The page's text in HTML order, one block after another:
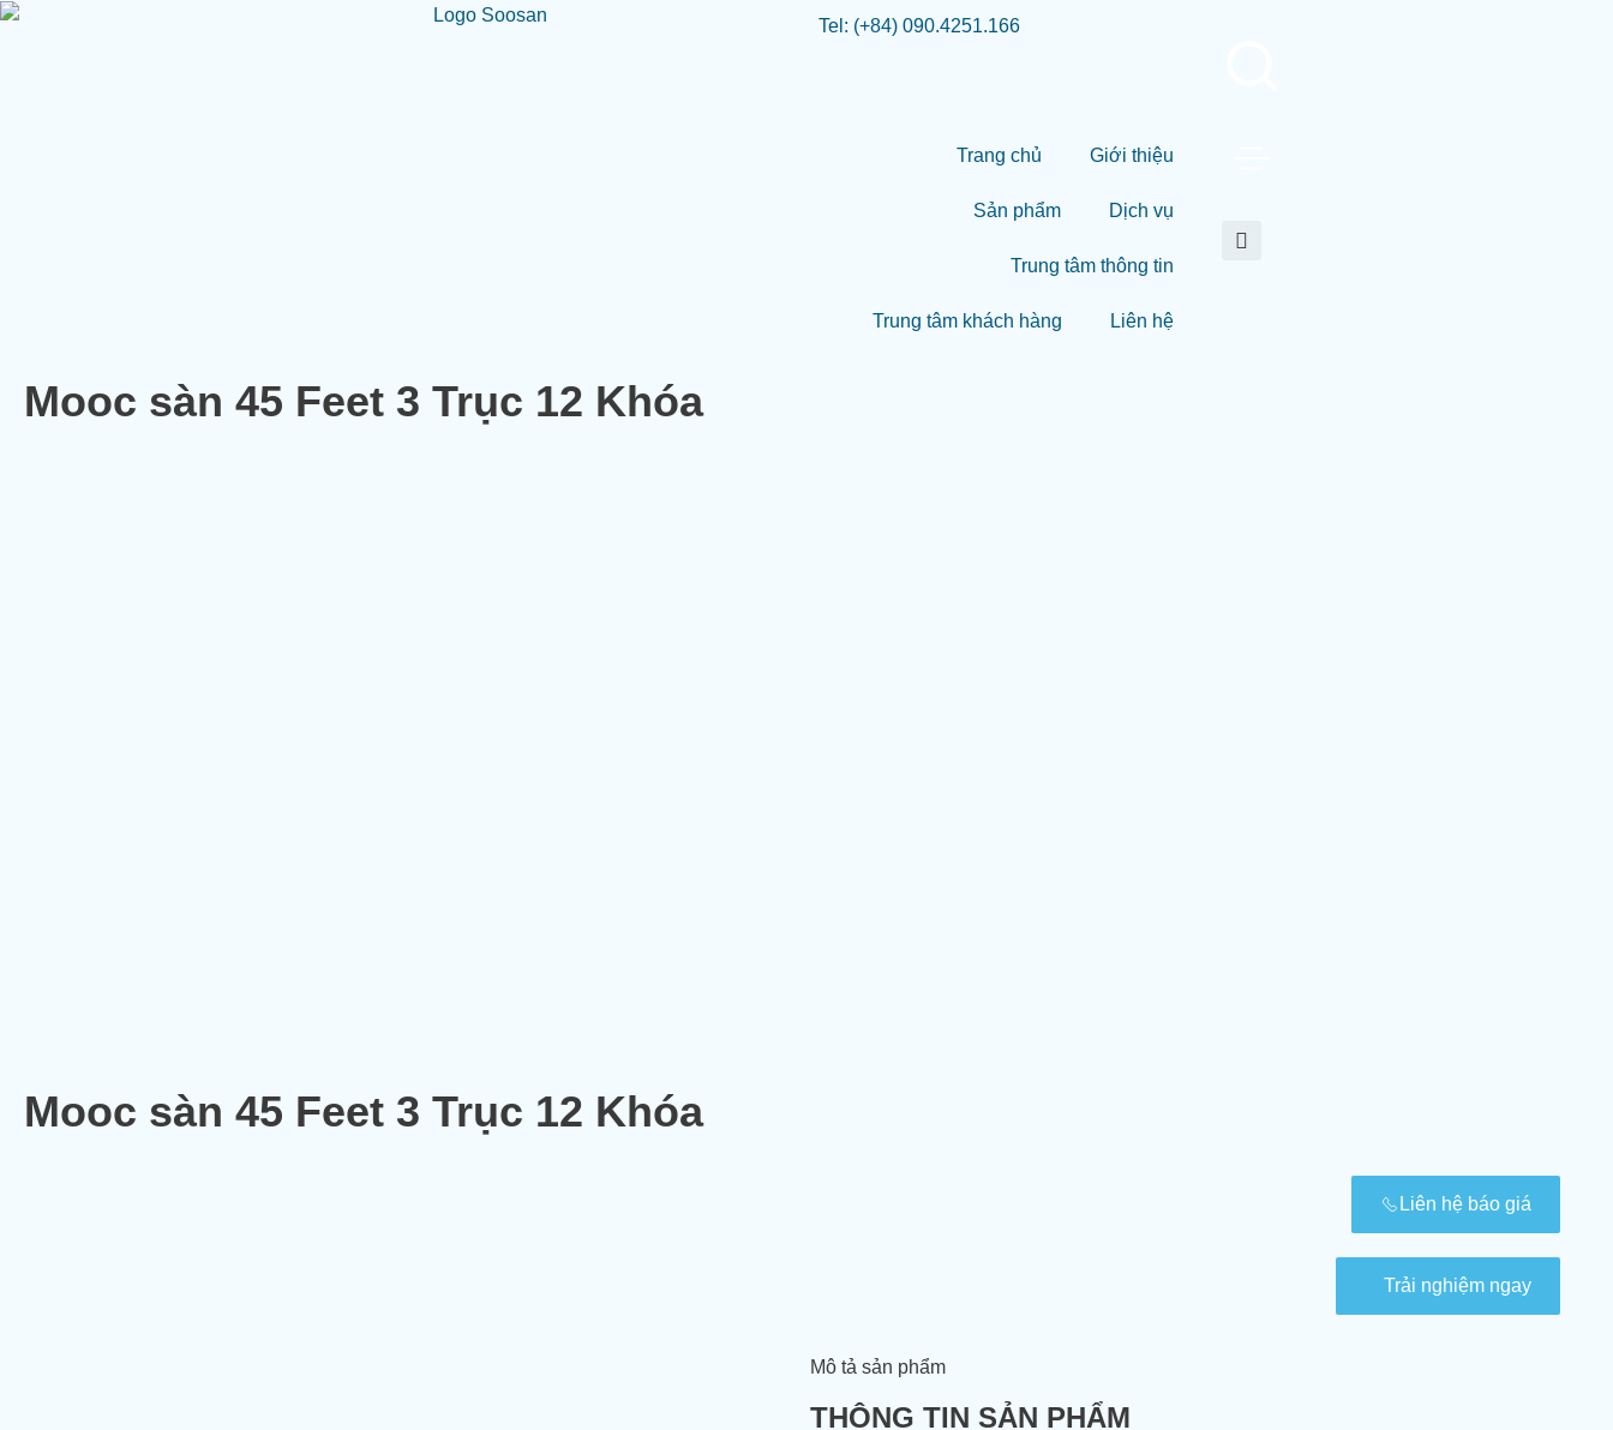
Tel: (+84) 090.4251.166
Trang chủ Giới thiệu
Sản phẩm Dịch vụ
Trung tâm thông tin
Trung tâm khách hàng Liên hệ
Mooc sàn 45 Feet 3 Trục 12 Khóa
Mooc sàn 45 Feet 3 Trục 12 Khóa
Liên hệ báo giá
Trải nghiệm ngay
Mô tả sản phẩm
THÔNG TIN SẢN PHẨM